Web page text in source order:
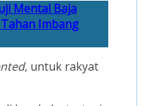
Mental Baja
Imbang
, untuk rakyat